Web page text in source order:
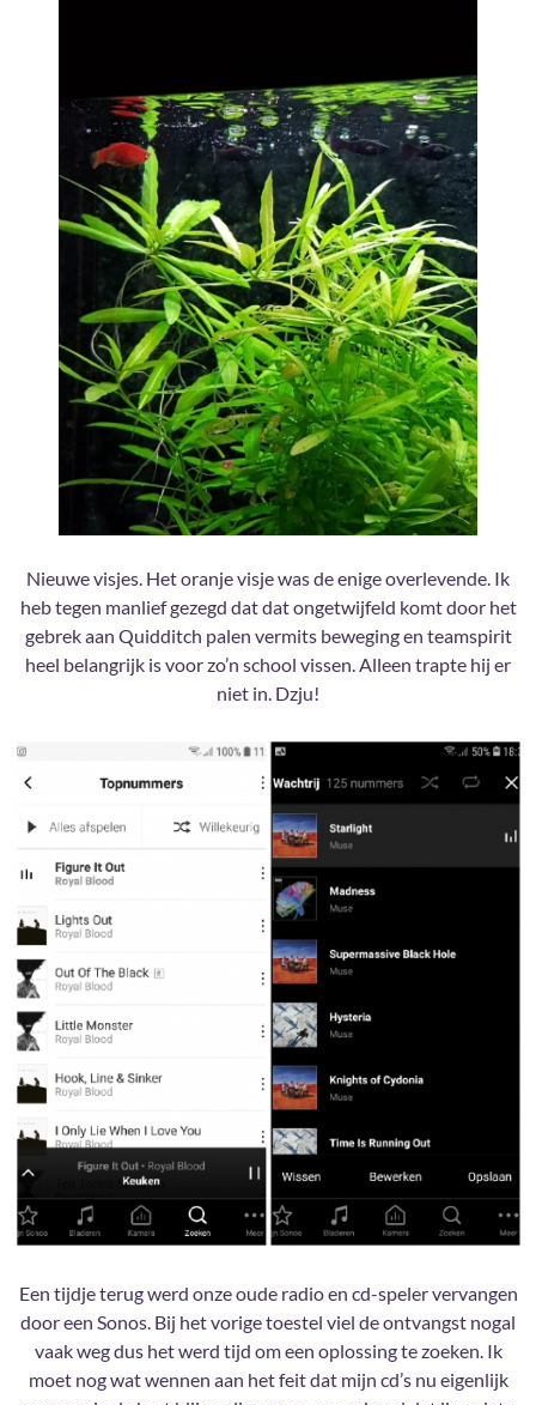
Nieuwe visjes. Het oranje visje was de enige overlevende. Ik
heb tegen manlief gezegd dat dat ongetwijfeld komt door het
gebrek aan Quidditch palen vermits beweging en teamspirit
heel belangrijk is voor zo’n school vissen. Alleen trapte hij er
niet in. Dzju!
Een tijdje terug werd onze oude radio en cd-speler vervangen
door een Sonos. Bij het vorige toestel viel de ontvangst nogal
vaak weg dus het werd tijd om een oplossing te zoeken. Ik
moet nog wat wennen aan het feit dat mijn cd’s nu eigenlijk